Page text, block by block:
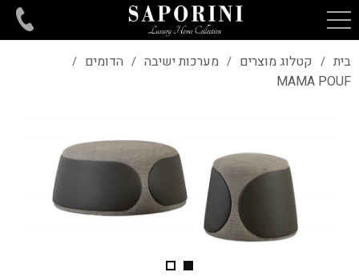
בית / קטלוג מוצרים / מערכות ישיבה / הדומים /
MAMA POUF